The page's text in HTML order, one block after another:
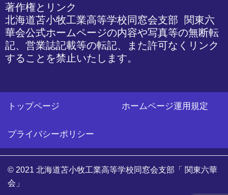
著作権とリンク
北海道苫小牧工業高等学校同窓会支部 関東六
華会公式ホームページの内容や写真等の無断転
記、営業誌記載等の転記、また許可なくリンク
することを禁止いたします。
トップページ ホームページ運用規定
プライバシーポリシー
© 2021 北海道苫小牧工業高等学校同窓会支部「 関東六華
会」